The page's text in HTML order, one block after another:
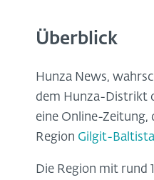
Überblick
Hunza News,
dem Hunza-Distrikt
eine Online-Zeitung,
Region Gilgit-
Die Region mit rund